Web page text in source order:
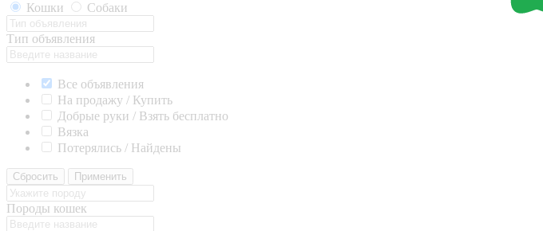
Кошки
Собаки
Тип объявления
Все объявления
На продажу / Купить
Добрые руки / Взять бесплатно
Вязка
Потерялись / Найдены
Сбросить Применить
Породы кошек